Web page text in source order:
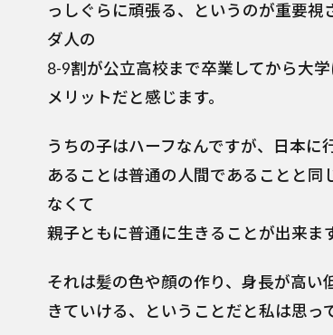
っしぐらに頑張る、というのが重要視
ダ人の
8-9割が公立高校まで卒業してから大
メリットだと感じます。
うちの子はハーフなんですが、日本
あることは普通の人間であることと
なくて
親子ともに普通に生きることが出来ます
それは髪の色や顔の作り、身長が高
きていける、ということだと私は思っ